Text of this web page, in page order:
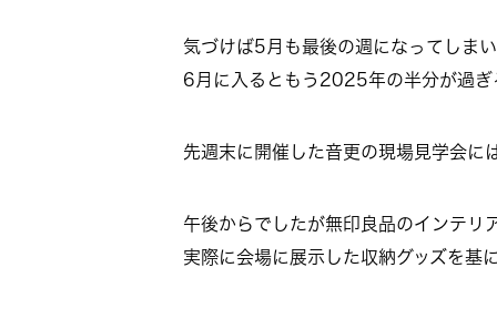
気づけば5月も最後の週になってしま
6月に入るともう2025年の半分が過
先週末に開催した音更の現場見学会に
午後からでしたが無印良品のインテリ
実際に会場に展示した収納グッズを基